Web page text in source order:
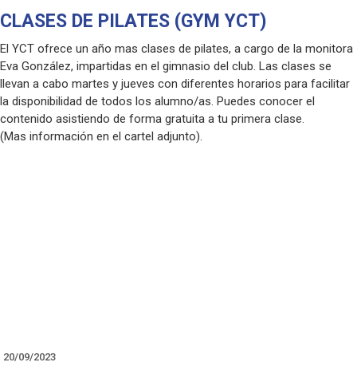
CLASES DE PILATES (GYM YCT)
El YCT ofrece un año mas clases de pilates, a cargo de la monitora
Eva González, impartidas en el gimnasio del club. Las clases se
llevan a cabo martes y jueves con diferentes horarios para facilitar
la disponibilidad de todos los alumno/as. Puedes conocer el
contenido asistiendo de forma gratuita a tu primera clase.
(Mas información en el cartel adjunto).
20/09/2023